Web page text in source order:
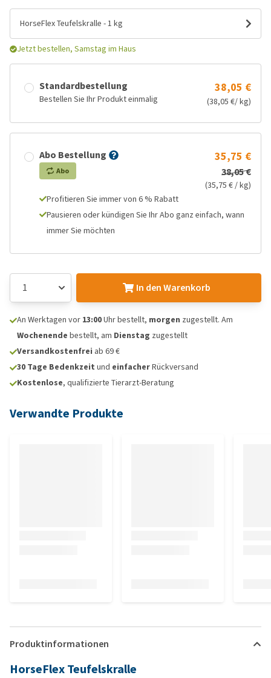
HorseFlex Teufelskralle - 1 kg
Jetzt bestellen, Samstag im Haus
Standardbestellung
Bestellen Sie Ihr Produkt einmalig
38,05 €
(38,05 €/ kg)
Abo Bestellung
Abo
35,75 €
38,05 €
(35,75 € / kg)
Profitieren Sie immer von 6 % Rabatt
Pausieren oder kündigen Sie Ihr Abo ganz einfach, wann
immer Sie möchten
In den Warenkorb
An Werktagen vor 13:00Uhr bestellt, morgen zugestellt. Am
Wochenende bestellt, am Dienstag zugestellt
Versandkostenfrei ab 69 €
30 Tage Bedenkzeit und einfacherRückversand
Kostenlose, qualifizierte Tierarzt-Beratung
Verwandte Produkte
Produktinformationen
HorseFlex Teufelskralle